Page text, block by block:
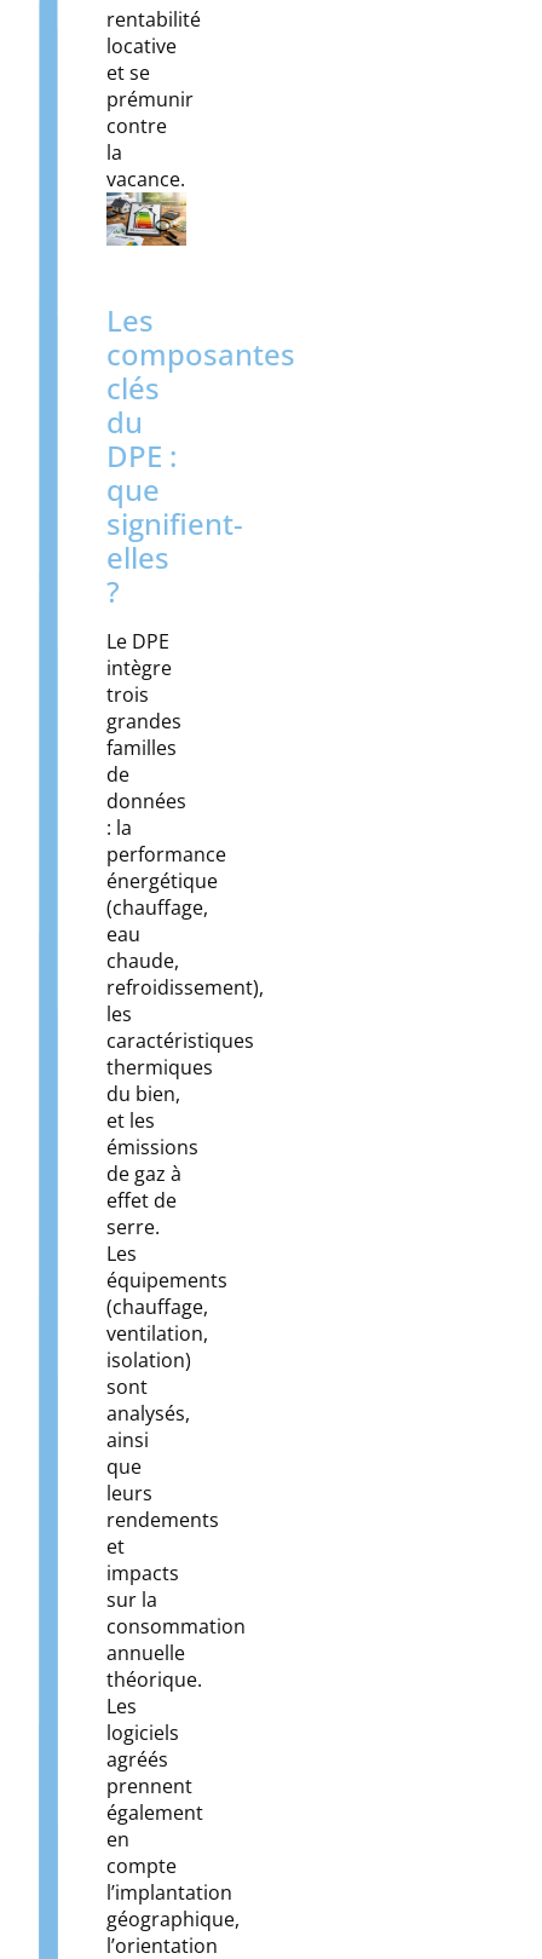
rentabilité
locative
et se
prémunir
contre
la
vacance.
Les
composantes
clés
du
DPE :
que
signifient-
elles
?
Le DPE
intègre
trois
grandes
familles
de
données
: la
performance
énergétique
(chauffage,
eau
chaude,
refroidissement),
les
caractéristiques
thermiques
du bien,
et les
émissions
de gaz à
effet de
serre.
Les
équipements
(chauffage,
ventilation,
isolation)
sont
analysés,
ainsi
que
leurs
rendements
et
impacts
sur la
consommation
annuelle
théorique.
Les
logiciels
agréés
prennent
également
en
compte
l’implantation
géographique,
l’orientation